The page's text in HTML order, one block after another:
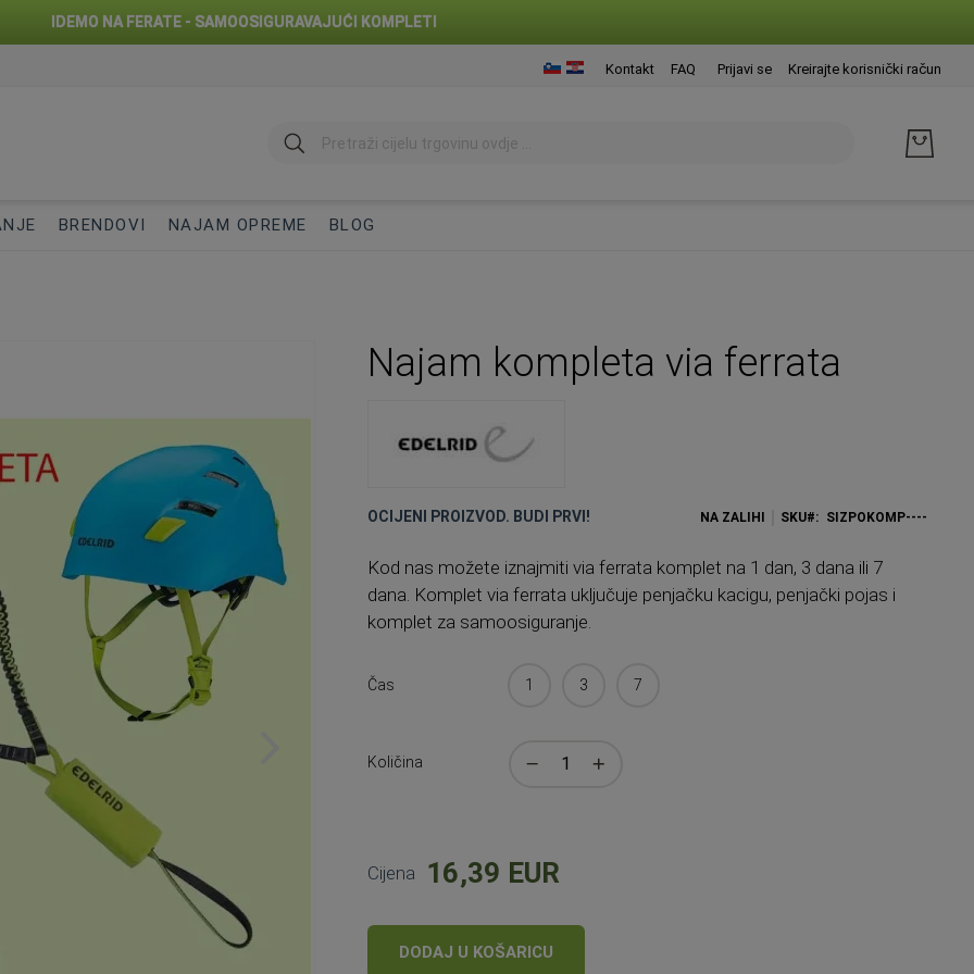
IDEMO NA FERATE - SAMOOSIGURAVAJUĆI KOMPLETI
na
Kontakt FAQ Prijavi se Kreirajte korisnički račun
traži
BRENDOVI NAJAM OPREME BLOG
Najam kompleta via ferrata
OCIJENI PROIZVOD. BUDI PRVI! NA ZALIHI SKU SIZPOKOMP----
Kod nas možete iznajmiti via ferrata komplet na 1 dan, 3 dana ili 7
dana. Komplet via ferrata uključuje penjačku kacigu, penjački pojas i
komplet za samoosiguranje.
Čas 1 3 7
Količina
Cijena 16,39 EUR
DODAJ U KOŠARICU